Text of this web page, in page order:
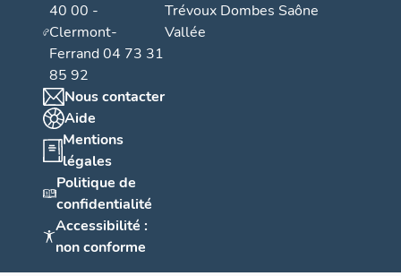
40 00 -
Clermont-
Ferrand 04 73 31
85 92
Nous contacter
Aide
Mentions
légales
Politique de
confidentialité
Accessibilité :
non conforme
Trévoux Dombes Saône
Vallée